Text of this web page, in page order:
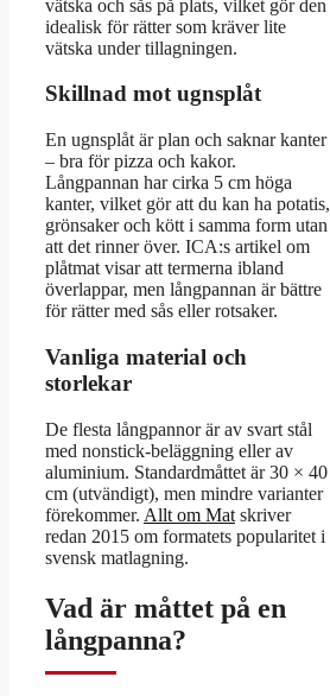
vätska och sås på plats, vilket gör den
idealisk för rätter som kräver lite
vätska under tillagningen.
Skillnad mot ugnsplåt
En ugnsplåt är plan och saknar kanter
– bra för pizza och kakor.
Långpannan har cirka 5 cm höga
kanter, vilket gör att du kan ha potatis,
grönsaker och kött i samma form utan
att det rinner över. ICA:s artikel om
plåtmat visar att termerna ibland
överlappar, men långpannan är bättre
för rätter med sås eller rotsaker.
Vanliga material och
storlekar
De flesta långpannor är av svart stål
med nonstick-beläggning eller av
aluminium. Standardmåttet är 30 × 40
cm (utvändigt), men mindre varianter
förekommer. Allt om Mat skriver
redan 2015 om formatets popularitet i
svensk matlagning.
Vad är måttet på en
långpanna?